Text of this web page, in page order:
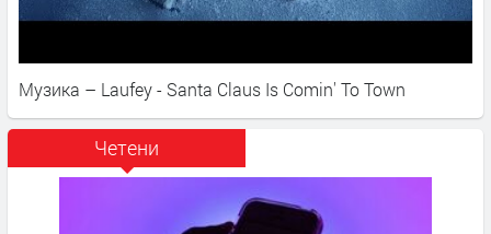
Музика – Laufey - Santa Claus Is Comin' To Town
Четени